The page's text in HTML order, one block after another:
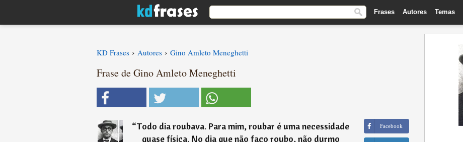
Frases Autores Temas
KD Frases › Autores › Gino Amleto Meneghetti
Frase de Gino Amleto Meneghetti
“Todo dia roubava. Para mim, roubar é uma necessidade
quase física. No dia que não faço roubo, não durmo
Facebook